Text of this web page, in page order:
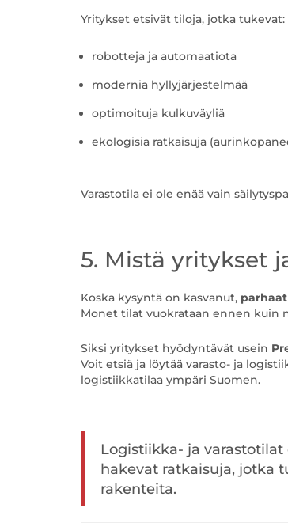
Yritykset etsivät tiloja, jotka tukevat:
robotteja ja automaatiota
modernia hyllyjärjestelmää
optimoituja kulkuväyliä
ekologisia ratkaisuja
Varastotila ei ole enää vain
5. Mistä yritykset
Koska kysyntä on kasvanut,
Monet tilat vuokrataan ennen kuin
Siksi yritykset hyödyntävät usein
Voit etsiä ja löytää varasto- ja
logistiikkatilaa ympäri Suomen.
Logistiikka- ja
hakevat ratkaisuja, jotka
rakenteita.